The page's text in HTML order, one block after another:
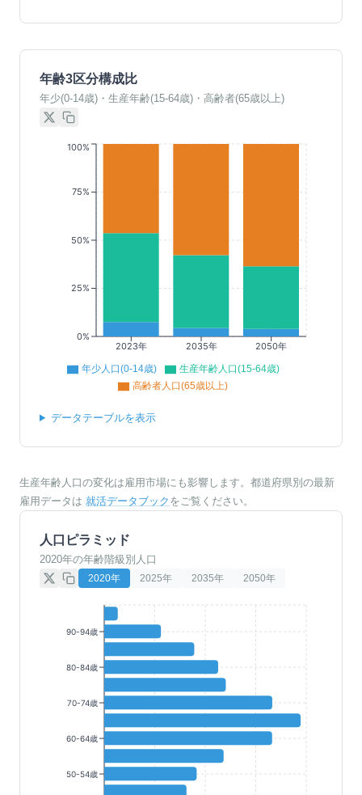
年齢3区分構成比
年少(0-14歳)・生産年齢(15-64歳)・高齢者(65歳以上)
2023年 2035年 2050年
0%
25%
50%
75%
100%
年少人口(0-14歳)
生産年齢人口(15-64歳)
高齢者人口(65歳以上)
データテーブルを表示
生産年齢人口の変化は雇用市場にも影響します。都道府県別の最新
雇用データは 就活データブック をご覧ください。
人口ピラミッド
2020年の年齢階級別人口
2020年 2025年 2035年 2050年
90-94歳
80-84歳
70-74歳
60-64歳
50-54歳